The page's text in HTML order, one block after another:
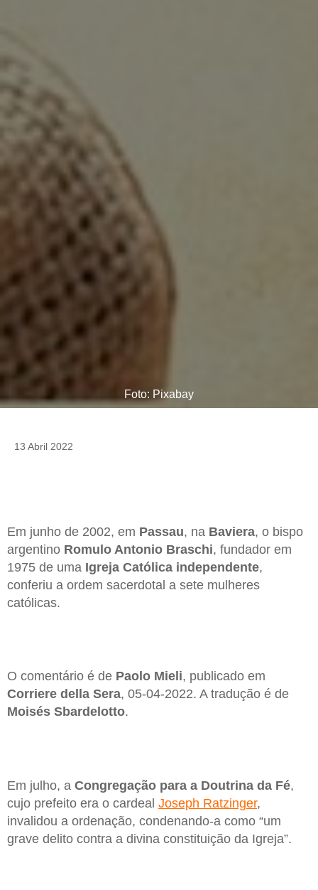
Foto: Pixabay
13 Abril 2022
Em junho de 2002, em Passau, na Baviera, o bispo
argentino Romulo Antonio Braschi, fundador em
1975 de uma Igreja Católica independente,
conferiu a ordem sacerdotal a sete mulheres
católicas.
O comentário é de Paolo Mieli, publicado em
Corriere della Sera, 05-04-2022. A tradução é de
Moisés Sbardelotto.
Em julho, a Congregação para a Doutrina da Fé,
cujo prefeito era o cardeal Joseph Ratzinger,
invalidou a ordenação, condenando-a como “um
grave delito contra a divina constituição da Igreja”.